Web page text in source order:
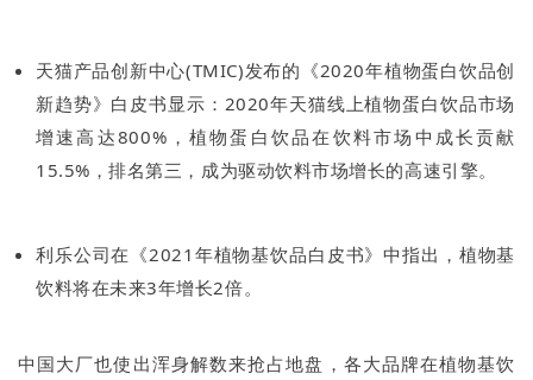
天猫产品创新中心(TMIC)发布的《2020年植物蛋白饮品创
新趋势》白皮书显示：2020年天猫线上植物蛋白饮品市场
增速高达800%，植物蛋白饮品在饮料市场中成长贡献
15.5%，排名第三，成为驱动饮料市场增长的高速引擎。
利乐公司在《2021年植物基饮品白皮书》中指出，植物基
饮料将在未来3年增长2倍。
中国大厂也使出浑身解数来抢占地盘，各大品牌在植物基饮